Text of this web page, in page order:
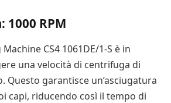
1000 RPM
CS4 1061DE/1-S è in
una velocità di centrifuga di
Questo garantisce un’asciugatura
capi, riducendo così il tempo di